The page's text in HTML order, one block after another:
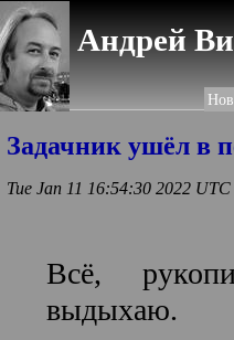
Андрей
Задачник ушёл в
Tue Jan 11 16:54:30 2022 UTC
Всё,
выдыхаю.